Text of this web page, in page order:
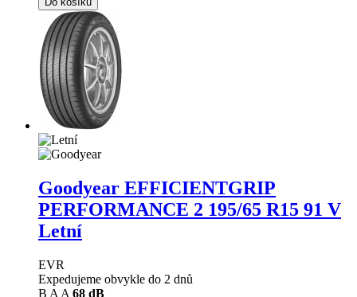
Goodyear EFFICIENTGRIP
PERFORMANCE 2 195/65 R15 91 V
Letní
EVR
Expedujeme obvykle do 2 dnů
B A A 68 dB